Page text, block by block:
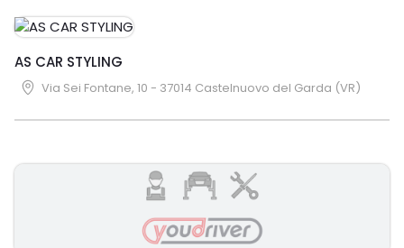
AS CAR STYLING
Via Sei Fontane, 10 - 37014 Castelnuovo del Garda (VR)